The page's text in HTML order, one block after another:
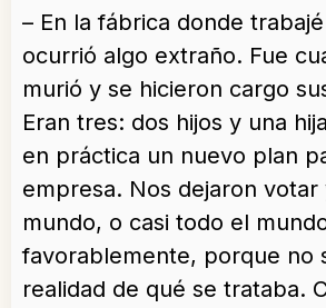
– En la fábrica donde
ocurrió algo extraño. Fue
murió y se hicieron cargo
Eran tres: dos hijos y una
en práctica un nuevo plan
empresa. Nos dejaron votar
mundo, o casi todo el
favorablemente, porque no
realidad de qué se trataba.